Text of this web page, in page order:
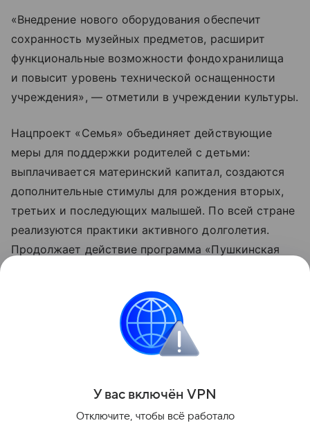
«Внедрение нового оборудования обеспечит
сохранность музейных предметов, расширит
функциональные возможности фондохранилища
и повысит уровень технической оснащенности
учреждения», — отметили в учреждении культуры.
Нацпроект «Семья» объединяет действующие
меры для поддержки родителей с детьми:
выплачивается материнский капитал, создаются
дополнительные стимулы для рождения вторых,
третьих и последующих малышей. По всей стране
реализуются практики активного долголетия.
Продолжает действие программа «Пушкинская
бесплатно посещать музеи, театры, кинозалы
и другие учреждения культуры. Обновленные
нацпроекты реализуются по решению
Президента РФ Владимира Путина с 2025 года.
Поделиться
У вас включён VPN
Отключите, чтобы всё работало